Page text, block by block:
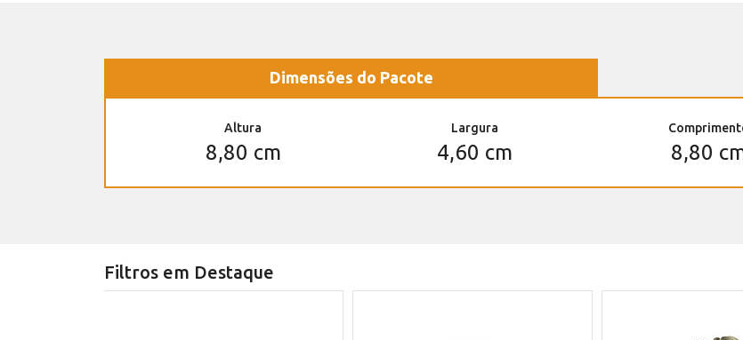
Dimensões do Pacote
Altura
8,80 cm
Largura
4,60 cm 8,80
Filtros em Destaque